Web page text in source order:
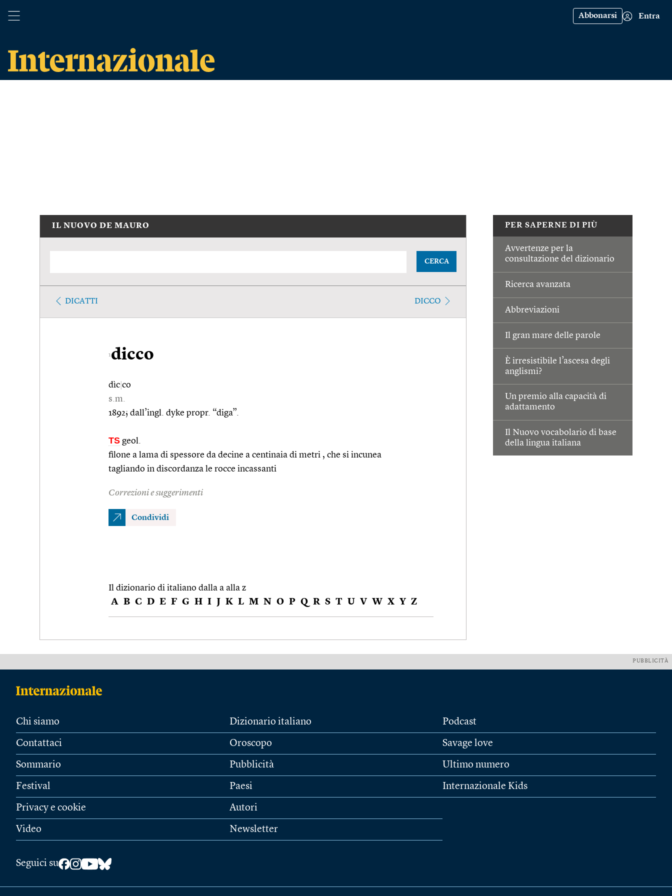
Abbonarsi Entra
PER SAPERNE DI PIÙ
Avvertenze per la
consultazione del dizionario
Ricerca avanzata
Abbreviazioni
Il gran mare delle parole
È irresistibile l’ascesa degli
anglismi?
Un premio alla capacità di
adattamento
Il Nuovo vocabolario di base
della lingua italiana
IL NUOVO DE MAURO
CERCA
DICATTI DICCO
1dicco
dìc co
s.m.
1892; dall’ingl. dyke propr. “diga”.
TS geol.
filone a lama di spessore da decine a centinaia di metri , che si incunea
tagliando in discordanza le rocce incassanti
Correzioni e suggerimenti
Condividi
Il dizionario di italiano dalla a alla z
A B C D E F G H I J K L M N O P Q R S T U V W X Y Z
PUBBLICITÀ
Chi siamo
Contattaci
Sommario
Festival
Privacy e cookie
Video
Dizionario italiano
Oroscopo
Pubblicità
Paesi
Autori
Newsletter
Podcast
Savage love
Ultimo numero
Internazionale Kids
Seguici su